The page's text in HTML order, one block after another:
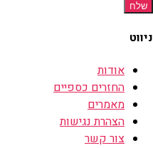
שלח
ניווט
אודות
החזרים כספיים
מאמרים
הצהרת נגישות
צור קשר